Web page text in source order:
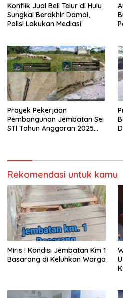
Konflik Jual Beli Telur di Hulu
Sungkai Berakhir Damai,
Polisi Lakukan Mediasi
Proyek Pekerjaan
Pembangunan Jembatan Sei
STI Tahun Anggaran 2025
Rekomendasi untuk kamu
Miris ! Kondisi Jembatan Km 1
Basarang di Keluhkan Warga